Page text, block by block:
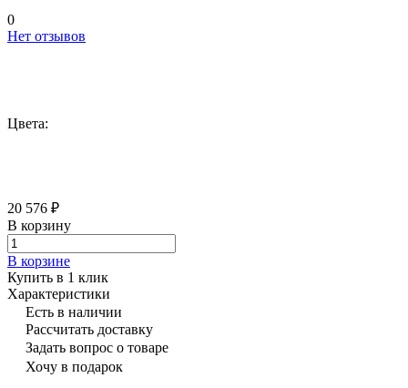
0
Нет отзывов
Цвета:
20 576 ₽
В корзину
В корзине
Купить в 1 клик
Характеристики
Есть в наличии
Рассчитать доставку
Задать вопрос о товаре
Хочу в подарок